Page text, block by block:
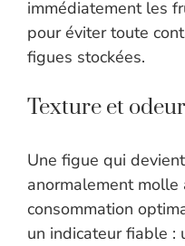
immédiatement les
pour éviter toute
figues stockées.
Texture et odeur
Une figue qui
anormalement
consommation
un indicateur fiable :